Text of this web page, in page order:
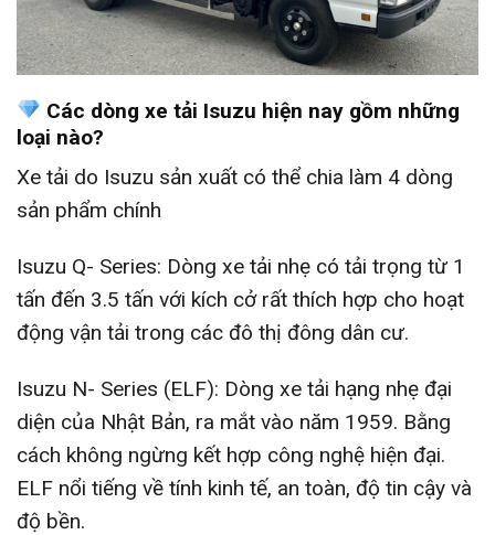
Các dòng xe tải Isuzu hiện nay gồm những
loại nào?
Xe tải do Isuzu sản xuất có thể chia làm 4 dòng
sản phẩm chính
Isuzu Q- Series: Dòng xe tải nhẹ có tải trọng từ 1
tấn đến 3.5 tấn với kích cở rất thích hợp cho hoạt
động vận tải trong các đô thị đông dân cư.
Isuzu N- Series (ELF): Dòng xe tải hạng nhẹ đại
diện của Nhật Bản, ra mắt vào năm 1959. Bằng
cách không ngừng kết hợp công nghệ hiện đại.
ELF nổi tiếng về tính kinh tế, an toàn, độ tin cậy và
độ bền.